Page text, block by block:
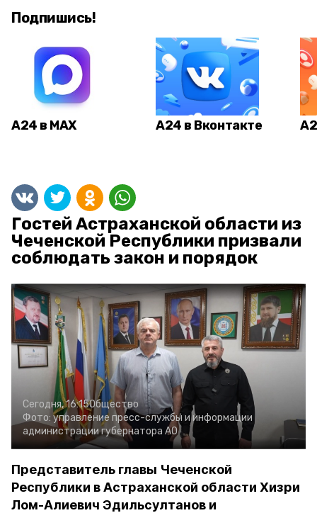
Подпишись!
А24 в MAX А24 в Вконтакте
Гостей Астраханской области из
Чеченской Республики призвали
соблюдать закон и порядок
Сегодня, 16:15Общество
Фото: управление пресс-службы и информации
администрации губернатора АО
Представитель главы Чеченской
Республики в Астраханской области Хизри
Лом-Алиевич Эдильсултанов и